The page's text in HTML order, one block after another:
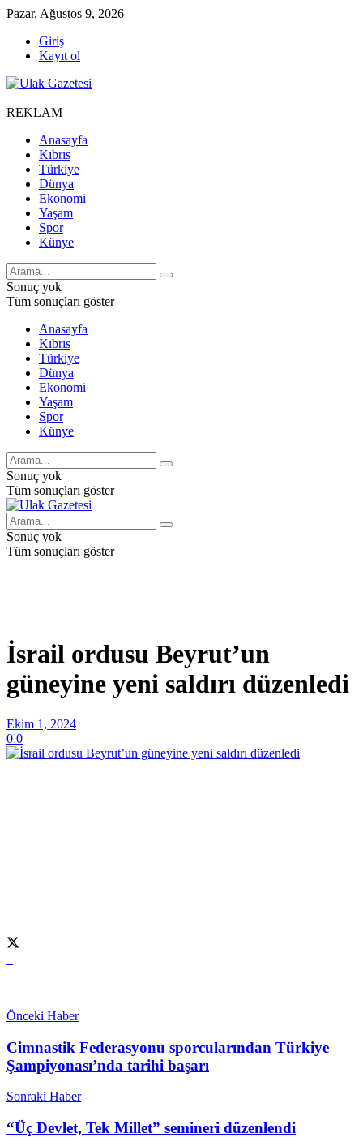
Pazar, Ağustos 9, 2026
Giriş
Kayıt ol
REKLAM
Anasayfa
Kıbrıs
Türkiye
Dünya
Ekonomi
Yaşam
Spor
Künye
Sonuç yok
Tüm sonuçları göster
Anasayfa
Kıbrıs
Türkiye
Dünya
Ekonomi
Yaşam
Spor
Künye
Sonuç yok
Tüm sonuçları göster
Sonuç yok
Tüm sonuçları göster
İsrail ordusu Beyrut’un
güneyine yeni saldırı düzenledi
Ekim 1, 2024
0 0
Önceki Haber
Cimnastik Federasyonu sporcularından Türkiye
Şampiyonası’nda tarihi başarı
Sonraki Haber
“Üç Devlet, Tek Millet” semineri düzenlendi